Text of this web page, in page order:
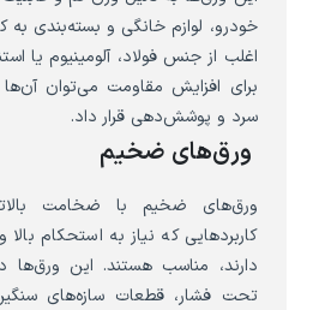
خودرو، لوازم خانگی و بسته‌بندی به
اغلب از جنس فولاد، آلومینیوم یا
برای افزایش مقاومت می‌توان آن‌ها
سرد و پوشش‌دهی قرار داد.
ورق‌های ضخیم
کاربردهایی که نیاز به استحکام
دارند، مناسب هستند. این
تحت فشار، قطعات سازه‌های